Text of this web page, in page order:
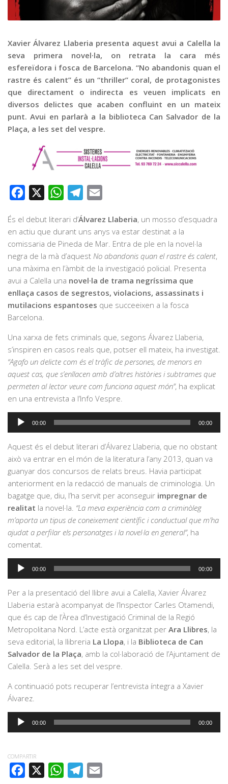
Publicitat
Contacte
Xavier Álvarez Llaberia presenta aquest avui a Calella la
seva primera novel·la, on retrata la cara més
esfereïdora i fosca de Barcelona. “No abandonis quan el
rastre és calent” és un “thriller” coral, de protagonistes
que directament o indirecta es veuen implicats en
diversos delictes que acaben confluint en un mateix
punt. Avui en parlarà a la biblioteca Can Salvador de la
Plaça, a les set del vespre.
Facebook WhatsAppTelegram
És el debut literari d’Álvarez Llaberia, un mosso d’esquadra
en actiu que durant uns anys va estar destinat a la
comissaria de Pineda de Mar. Entra de ple en la novel·la
negra de la mà d’aquest No abandonis quan el rastre és calent,
una màxima en l’àmbit de la investigació policial. Presenta
avui a Calella una novel·la de trama negríssima que
enllaça casos de segrestos, violacions, assassinats i
mutilacions espantoses que succeeixen a la fosca
Barcelona.
Una xarxa de fets criminals que, segons Álvarez Llaberia,
s’inspiren en casos reals que, potser ell mateix, ha investigat.
“Agafo un delicte com és el tràfic de persones, de menors en
aquest cas, que s’enllacen amb d’altres històries i subtrames que
permeten al lector veure com funciona aquest món”, ha explicat
en una entrevista a l’Info Vespre.
Reproductor
00:00 00:00
Aquest és el debut literari d’Álvarez Llaberia, que no obstant
això va entrar en el món de la literatura l’any 2013, quan va
guanyar dos concursos de relats breus. Havia participat
anteriorment en la redacció de manuals de criminologia. Un
bagatge que, diu, l’ha servit per aconseguir impregnar de
realitat la novel·la. “La meva experiència com a criminòleg
m’aporta un tipus de coneixement científic i conductual que m’ha
ajudat a perfilar els personatges i la novel·la en general”, ha
comentat.
Reproductor
00:00 00:00
Per a la presentació del llibre avui a Calella, Xavier Álvarez
Llaberia estarà acompanyat de l’Inspector Carles Otamendi,
que és cap de l’Àrea d’Investigació Criminal de la Regió
Metropolitana Nord. L’acte està organitzat per Ara Llibres, la
seva editorial, la llibreria La Llopa, i la Biblioteca de Can
Salvador de la Plaça, amb la col·laboració de l’Ajuntament de
Calella. Serà a les set del vespre.
A continuació pots recuperar l’entrevista íntegra a Xavier
Álvarez.
Reproductor
00:00 00:00
COMPARTIR
FACEBOOK
WHATSAPPTELEGRAM